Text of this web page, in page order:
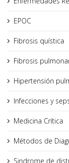
EPOC
Fibrosis quística
Fibrosis
Hipertensión
Infecciones y
Medicina Crítica
Métodos de
Sindrome de